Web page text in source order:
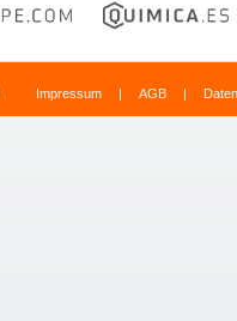
Impressum | AGB |